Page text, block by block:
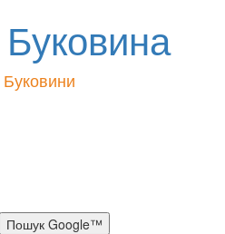
Буковини